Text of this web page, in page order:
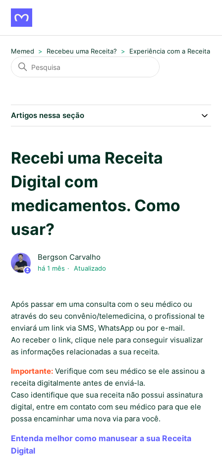
Memed Recebeu uma Receita? Experiência com a Receita
Artigos nessa seção
Recebi uma Receita
Digital com
medicamentos. Como
usar?
Bergson Carvalho
há 1 mês Atualizado
Após passar em uma consulta com o seu médico ou
através do seu convênio/telemedicina, o profissional te
enviará um link via SMS, WhatsApp ou por e-mail.
Ao receber o link, clique nele para conseguir visualizar
as informações relacionadas a sua receita.
Importante: Verifique com seu médico se ele assinou a
receita digitalmente antes de enviá-la.
Caso identifique que sua receita não possui assinatura
digital, entre em contato com seu médico para que ele
possa encaminhar uma nova via para você.
Entenda melhor como manusear a sua Receita
Digital